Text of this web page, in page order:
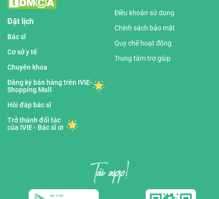
Đặt lịch
Bác sĩ
Cơ sở y tế
Chuyên khoa
Đăng ký bán hàng trên IVIE-
Shopping Mall
Hỏi đáp bác sĩ
Trở thành đối tác
của IVIE - Bác sĩ ơi
Điều khoản sử dụng
Chính sách bảo mật
Quy chế hoạt động
Trung tâm trợ giúp